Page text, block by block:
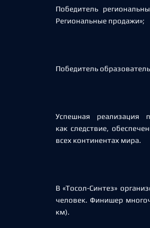
Победитель
Региональные продажи»;
Победитель
Успешная реализация
как следствие,
всех континентах мира.
В «Тосол-Синтез»
человек. Финишер
км).